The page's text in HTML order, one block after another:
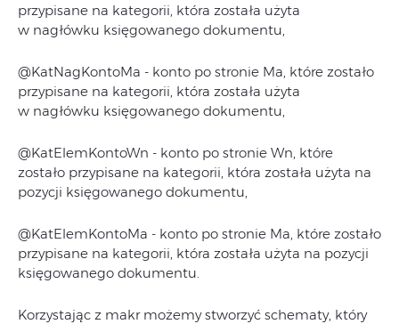
przypisane na kategorii, która została użyta
w nagłówku księgowanego dokumentu,
@KatNagKontoMa - konto po stronie Ma, które zostało
przypisane na kategorii, która została użyta
w nagłówku księgowanego dokumentu,
@KatElemKontoWn - konto po stronie Wn, które
zostało przypisane na kategorii, która została użyta na
pozycji księgowanego dokumentu,
@KatElemKontoMa - konto po stronie Ma, które zostało
przypisane na kategorii, która została użyta na pozycji
księgowanego dokumentu.
Korzystając z makr możemy stworzyć schematy, który